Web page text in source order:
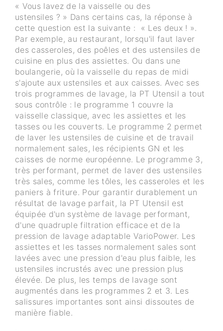
« Vous lavez de la vaisselle ou des
ustensiles ? » Dans certains cas, la réponse à
cette question est la suivante : « Les deux ! ».
Par exemple, au restaurant, lorsqu'il faut laver
des casseroles, des poêles et des ustensiles de
cuisine en plus des assiettes. Ou dans une
boulangerie, où la vaisselle du repas de midi
s'ajoute aux ustensiles et aux caisses. Avec ses
trois programmes de lavage, la PT Utensil a tout
sous contrôle : le programme 1 couvre la
vaisselle classique, avec les assiettes et les
tasses ou les couverts. Le programme 2 permet
de laver les ustensiles de cuisine et de travail
normalement sales, les récipients GN et les
caisses de norme européenne. Le programme 3,
très performant, permet de laver des ustensiles
très sales, comme les tôles, les casseroles et les
paniers à friture. Pour garantir durablement un
résultat de lavage parfait, la PT Utensil est
équipée d'un système de lavage performant,
d'une quadruple filtration efficace et de la
pression de lavage adaptable VarioPower. Les
assiettes et les tasses normalement sales sont
lavées avec une pression d'eau plus faible, les
ustensiles incrustés avec une pression plus
élevée. De plus, les temps de lavage sont
augmentés dans les programmes 2 et 3. Les
salissures importantes sont ainsi dissoutes de
manière fiable.